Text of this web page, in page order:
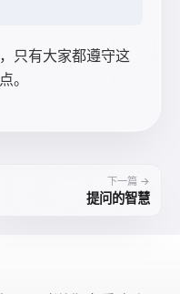
只有大家都遵守这
。
下一篇 →
提问的智慧